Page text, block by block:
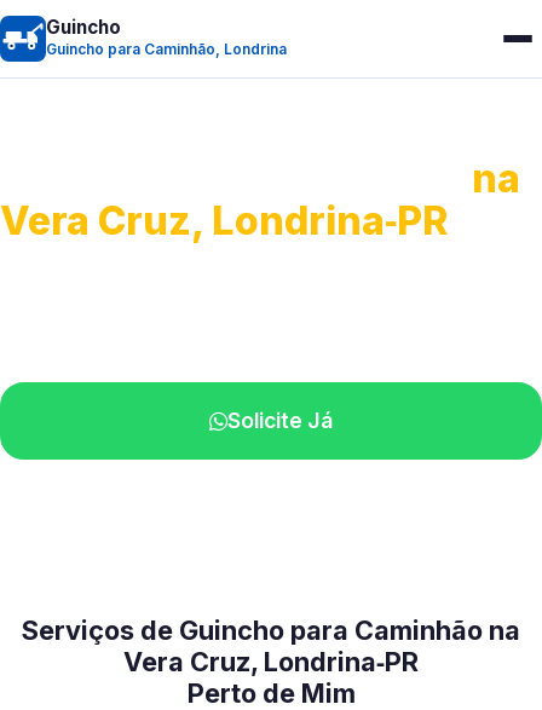
Guincho
Guincho para Caminhão, Londrina
na
Vera Cruz, Londrina‑PR
Solicite Já
Serviços de Guincho para Caminhão na
Vera Cruz, Londrina‑PR
Perto de Mim